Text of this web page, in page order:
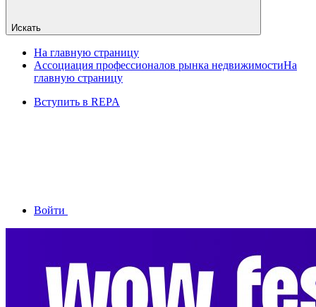
Искать
На главную страницу
Ассоциация профессионалов рынка недвижимостиНа
главную страницу
Вступить в REPA
Войти